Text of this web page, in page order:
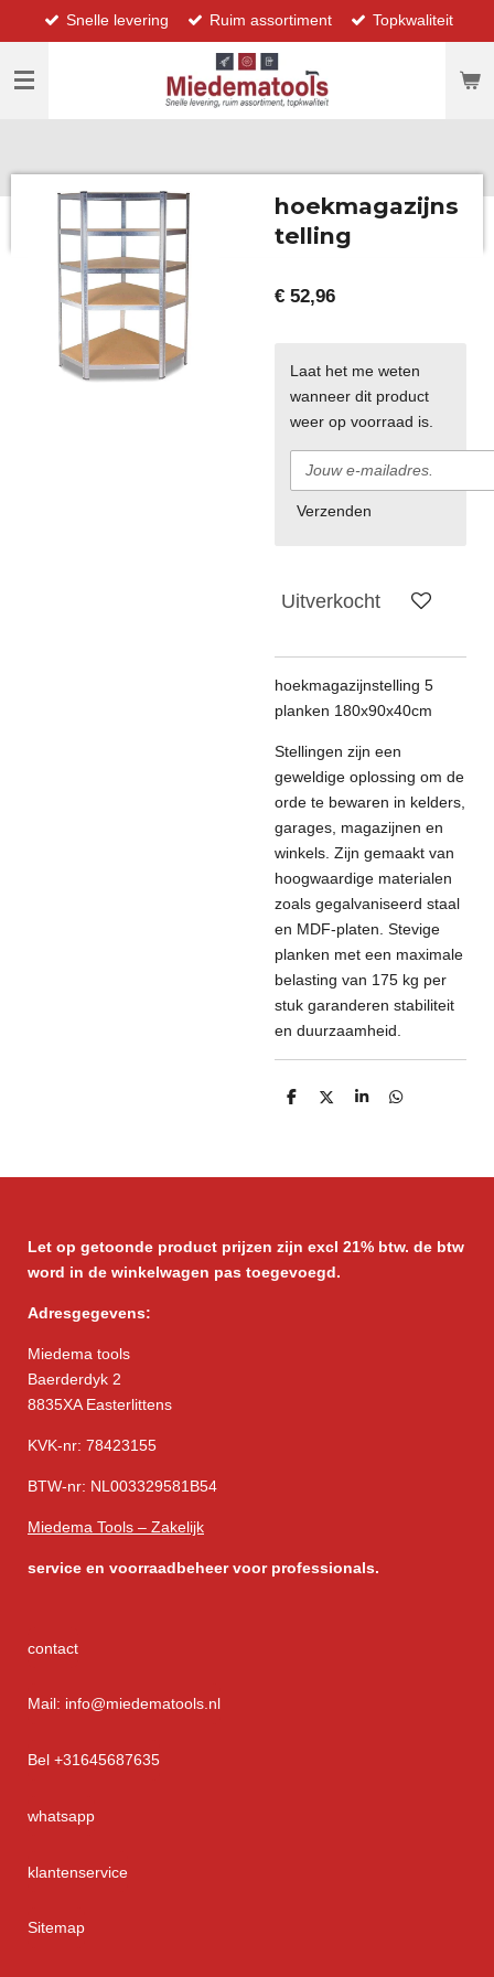
direct
naar
hoofdinhoud
Snelle levering Ruim assortiment Topkwaliteit
hoekmagazijns
telling
€ 52,96
Laat het me weten
wanneer dit product
weer op voorraad is.
Verzenden
Uitverkocht
hoekmagazijnstelling 5
planken 180x90x40cm
Stellingen zijn een
geweldige oplossing om de
orde te bewaren in kelders,
garages, magazijnen en
winkels. Zijn gemaakt van
hoogwaardige materialen
zoals gegalvaniseerd staal
en MDF-platen. Stevige
planken met een maximale
belasting van 175 kg per
stuk garanderen stabiliteit
en duurzaamheid.
D
D
S
D
Let op getoonde product prijzen zijn excl 21% btw. de btw
word in de winkelwagen pas toegevoegd.
Adresgegevens:
Miedema tools
Baerderdyk 2
8835XA Easterlittens
KVK-nr: 78423155
BTW-nr: NL003329581B54
Miedema Tools – Zakelijk
service en voorraadbeheer voor professionals.
contact
Mail: info@miedematools.nl
Bel +31645687635
whatsapp
klantenservice
Sitemap